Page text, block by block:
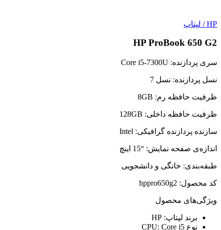
HP
/ لپتاپ
HP ProBook 650 G2
سری پردازنده: Core i5-7300U
نسل پردازنده: نسل 7
ظرفیت حافظه رم: 8GB
ظرفیت حافظه داخلی: 128GB
سازنده پردازنده گرافیکی: Intel
اندازه‌ی صفحه نمایش: “15 اینچ
طبقه‌بندی: خانگی و دانشجویی
کد محصول: hppro650g2
ویژگی‌های محصول
برند لپتاپ: HP
نوع CPU: Core i5